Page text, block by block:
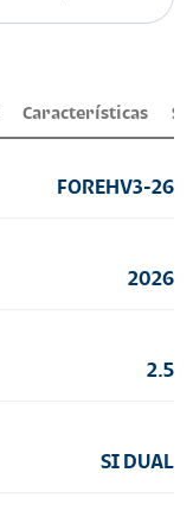
Características
FOREHV3-26
2026
2.5
SI DUAL